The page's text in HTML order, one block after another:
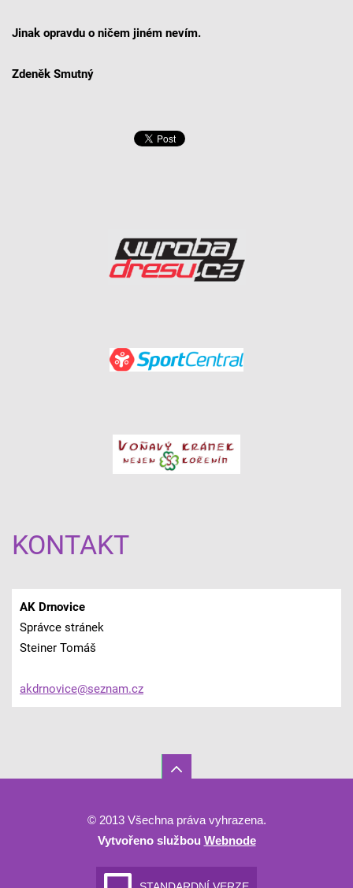
Jinak opravdu o ničem jiném nevím.
Zdeněk Smutný
KONTAKT
AK Drnovice
Správce stránek
Steiner Tomáš
akdrnovice@seznam.cz
© 2013 Všechna práva vyhrazena.
Vytvořeno službou Webnode